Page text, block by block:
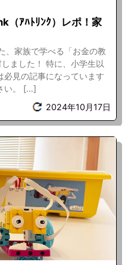
（ｱﾊﾄﾘﾝｸ）レポ！家
、家族で学べる「お金の教
ました！ 特に、小学生以
必見の記事になっています
い。 […]
2024年10月17日